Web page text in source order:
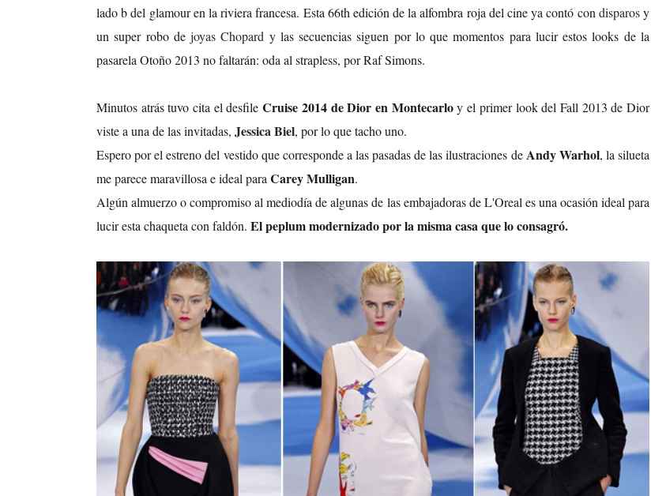
lado b del glamour en la riviera francesa. Esta 66th edición de la alfombra roja del cine ya contó con disparosy
un super robo dejoyas Chopard y las secuencias siguen por lo que momentos para lucir estos looks de la
pasarela Otoño 2013 no faltarán: oda al strapless, por Raf Simons.
Minutos atrás tuvo cita el desfileCruise 2014 de Dior en Montecarloy el primer look del Fall 2013 de Dior
viste a una de las invitadas, Jessica Biel, por lo que tacho uno.
Espero por el estreno del vestido que corresponde a las pasadas de las ilustraciones deAndy Warhol, la silueta
me parece maravillosa e ideal para Carey Mulligan.
Algún almuerzo o compromiso al mediodía de algunas de las embajadoras de L'Oreal es una ocasión ideal para
lucir esta chaqueta con faldón. El peplum modernizado por la misma casa que lo consagró.